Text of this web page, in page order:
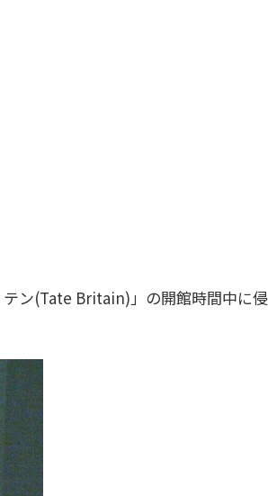
ン(Tate Britain)」の開館時間中に侵